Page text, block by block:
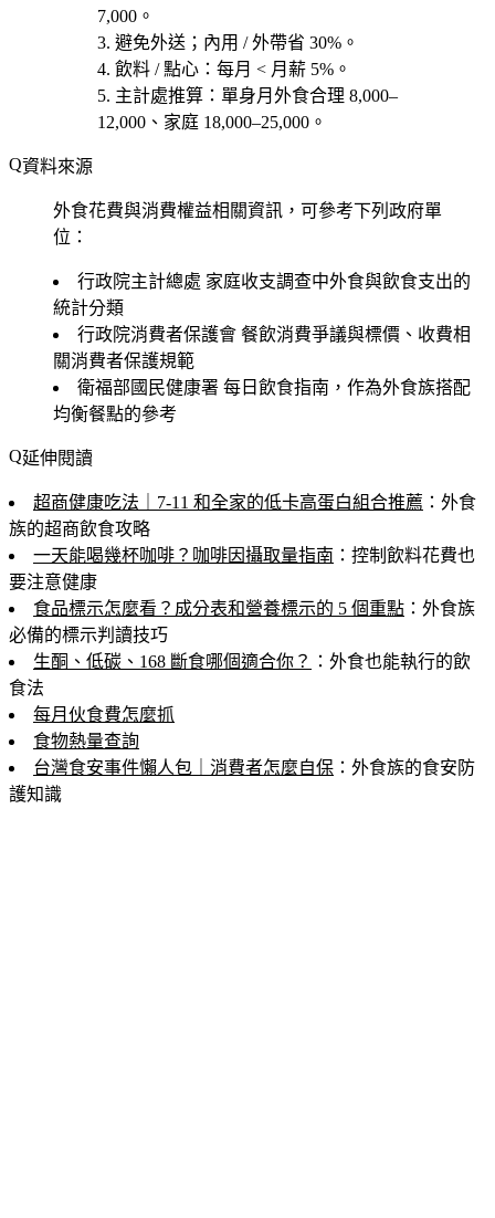
7,000。
避免外送 ；內用 / 外帶省 30%。
飲料 / 點心 ：每月 < 月薪 5%。
主計處推算 ：單身月外食合理 8,000–
12,000、家庭 18,000–25,000。
資料來源
外食花費與消費權益相關資訊，可參考下列政府單
位：
行政院主計總處 家庭收支調查中外食與飲食支出的
統計分類
行政院消費者保護會 餐飲消費爭議與標價、收費相
關消費者保護規範
衛福部國民健康署 每日飲食指南，作為外食族搭配
均衡餐點的參考
延伸閱讀
超商健康吃法｜7-11 和全家的低卡高蛋白組合推薦 ：外食
族的超商飲食攻略
一天能喝幾杯咖啡？咖啡因攝取量指南 ：控制飲料花費也
要注意健康
食品標示怎麼看？成分表和營養標示的 5 個重點 ：外食族
必備的標示判讀技巧
生酮、低碳、168 斷食哪個適合你？ ：外食也能執行的飲
食法
每月伙食費怎麼抓
食物熱量查詢
台灣食安事件懶人包｜消費者怎麼自保 ：外食族的食安防
護知識